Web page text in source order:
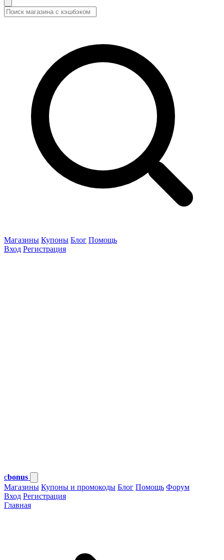
Магазины Купоны Блог Помощь
Вход Регистрация
cbonus
Магазины Купоны и промокоды Блог Помощь Форум
Вход Регистрация
Главная